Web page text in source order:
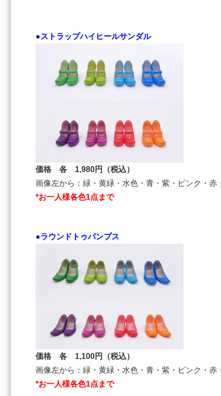
●ストラップハイヒールサンダル
価格 各 1,980円（税込）
画像左から：緑・黄緑・水色・青・紫・ピンク・赤
*お一人様各色1点まで
●ラウンドトゥパンプス
価格 各 1,100円（税込）
画像左から：緑・黄緑・水色・青・紫・ピンク・赤
*お一人様各色1点まで